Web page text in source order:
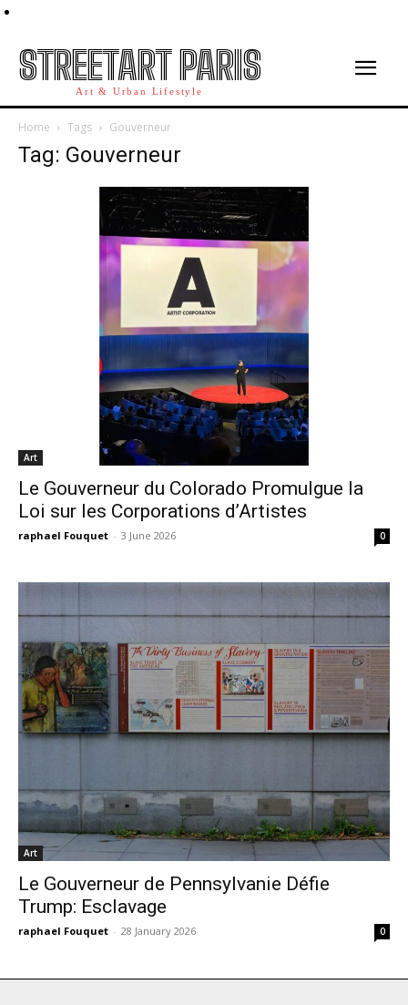
STREETART PARIS
Art & Urban Lifestyle
Home Tags Gouverneur
Tag: Gouverneur
Art
Le Gouverneur du Colorado Promulgue la
Loi sur les Corporations d’Artistes
raphael Fouquet - 3 June 2026 0
Art
Le Gouverneur de Pennsylvanie Défie
Trump: Esclavage
raphael Fouquet - 28 January 2026 0